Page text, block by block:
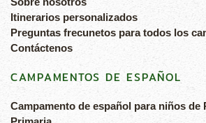
Itinerarios personalizados
Preguntas frecunetos para todos los
Contáctenos
CAMPAMENTOS DE ESPAÑOL
Campamento de español para niños de